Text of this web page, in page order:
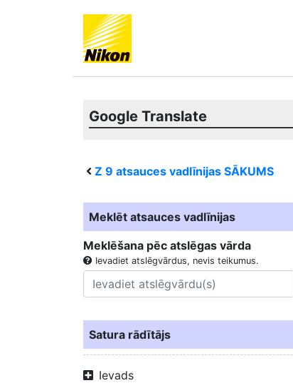
Google Translate
Z 9 atsauces vadlīnijas SĀKUMS
Meklēt atsauces vadlīnijas
Meklēšana pēc atslēgas vārda
Ievadiet atslēgvārdus, nevis teikumus.
Satura rādītājs
Ievads